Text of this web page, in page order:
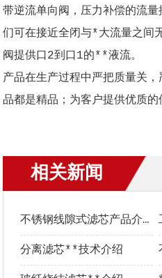
带逆流单向阀，压力补偿的流
们可在接近全闭与*大流量之间
阀提供口2到口1的**液流。
产品在生产过程中严把质量关
品都是精品；为客户提供优质的
相关新闻
不锈钢线隙式滤芯产品介绍
分离滤芯**技术介绍